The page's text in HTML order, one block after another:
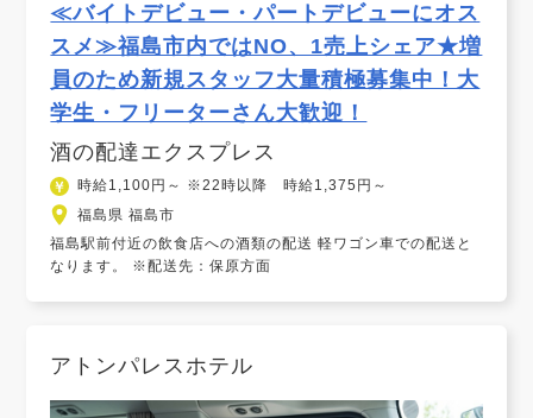
≪バイトデビュー・パートデビューにオス
スメ≫福島市内ではNO、1売上シェア★増
員のため新規スタッフ大量積極募集中！大
学生・フリーターさん大歓迎！
酒の配達エクスプレス
時給1,100円～ ※22時以降 時給1,375円～
福島県 福島市
福島駅前付近の飲食店への酒類の配送 軽ワゴン車での配送と
なります。 ※配送先：保原方面
アトンパレスホテル